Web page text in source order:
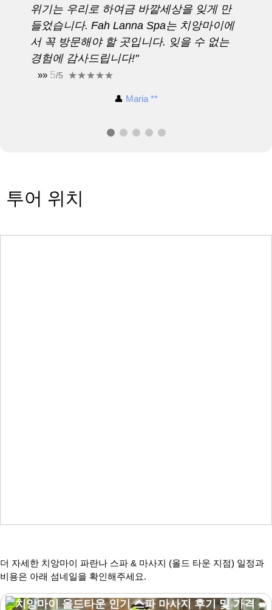
위기는 우리로 하여금 바깥세상을 잊게 만
들었습니다. Fah Lanna Spa는 치앙마이에
서 꼭 방문해야 할 곳입니다. 잊을 수 없는
경험에 감사드립니다!
»» 5/5
👤 Maria **
투어 위치
더 자세한 치앙마이 파란나 스파 & 마사지 (올드 타운 지점) 일정과
비용은 아래 섬네일을 확인해주세요.